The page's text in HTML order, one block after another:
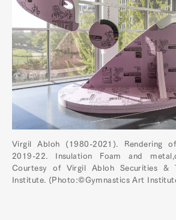
Virgil Abloh (1980-2021). Rendering of
2019-22. Insulation Foam and
Courtesy of Virgil Abloh Securities &
Institute. (Photo:©Gymnastics Art